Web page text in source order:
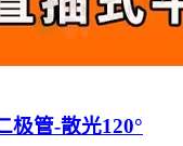
极管-散光120°